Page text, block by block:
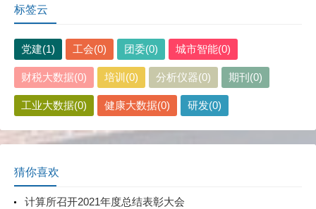
标签云
党建(1) 工会(0) 团委(0) 城市智能(0)
财税大数据(0) 培训(0) 分析仪器(0) 期刊(0)
工业大数据(0) 健康大数据(0) 研发(0)
猜你喜欢
计算所召开2021年度总结表彰大会